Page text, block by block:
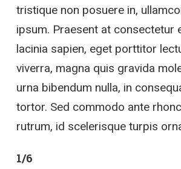
tristique non posuere in,
ipsum. Praesent at consectetur
lacinia sapien, eget porttitor
viverra, magna quis gravida
urna bibendum nulla, in
tortor. Sed commodo ante
rutrum, id scelerisque turpis
1/6